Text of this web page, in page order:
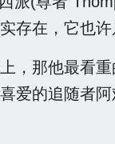
存在，它也
，那他最看
爱的追随者